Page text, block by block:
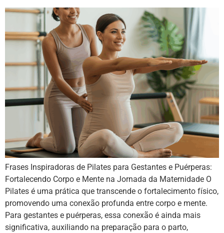
Frases Inspiradoras de Pilates para Gestantes e Puérperas:
Fortalecendo Corpo e Mente na Jornada da Maternidade O
Pilates é uma prática que transcende o fortalecimento físico,
promovendo uma conexão profunda entre corpo e mente.
Para gestantes e puérperas, essa conexão é ainda mais
significativa, auxiliando na preparação para o parto,